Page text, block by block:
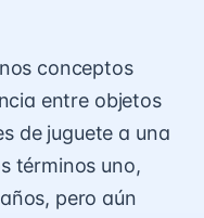
conceptos
entre objetos
de juguete a una
términos uno,
pero aún